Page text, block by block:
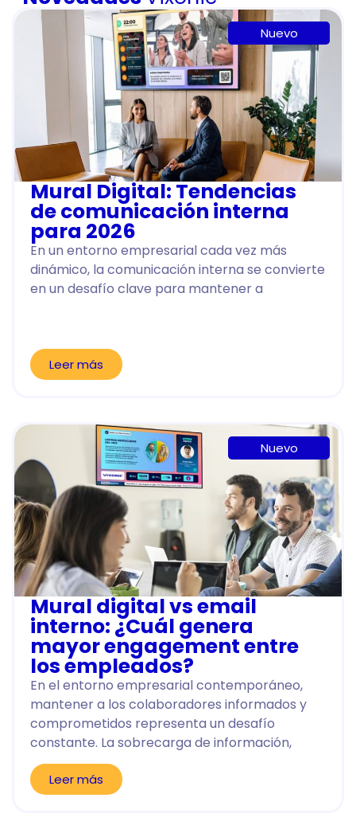
Nuevo
Mural Digital: Tendencias
de comunicación interna
para 2026
En un entorno empresarial cada vez más
dinámico, la comunicación interna se convierte
en un desafío clave para mantener a
Leer más
Nuevo
Mural digital vs email
interno: ¿Cuál genera
mayor engagement entre
los empleados?
En el entorno empresarial contemporáneo,
mantener a los colaboradores informados y
comprometidos representa un desafío
constante. La sobrecarga de información,
Leer más